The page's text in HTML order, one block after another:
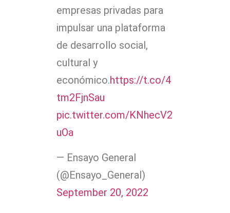
empresas privadas para
impulsar una plataforma
de desarrollo social,
cultural y
económico.https://t.co/4
tm2FjnSau
pic.twitter.com/KNhecV2
uOa
— Ensayo General
(@Ensayo_General)
September 20, 2022